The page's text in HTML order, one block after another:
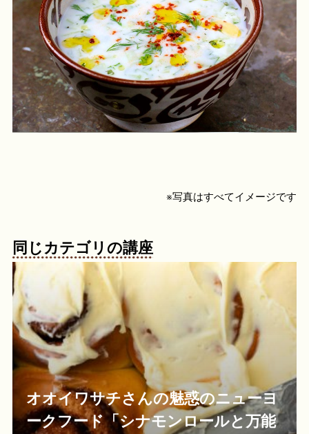
※写真はすべてイメージです
同じカテゴリの講座
オオイワサチさんの魅惑のニューヨ
ークフード「シナモンロールと万能